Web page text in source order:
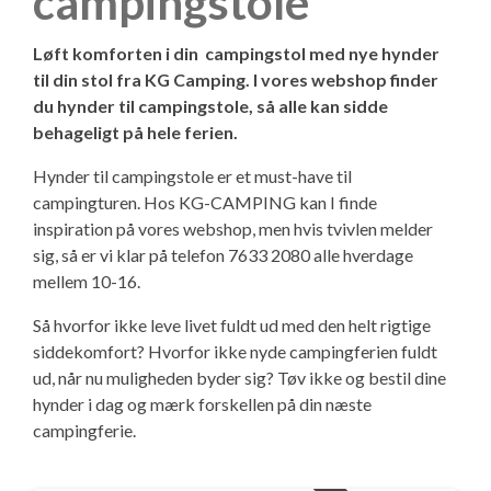
Adria Campingvogne
Adria Aviva Lite
Adria Aviva
Adria Altea
Adria Action
Adria Adora
Adria Alpina
Eriba Campingvogne
Eriba Campingvogne
Eriba Touring
Fendt Campingvogne
Fendt Campingvogne
Fendt Apero
Fendt Bianco Selection / Activ
Fendt Tendenza
Fendt Diamant
Hobby Campingvogne
Hobby Campingvogne
Hobby On-tour
Hobby De Luxe
Hobby Excellent
Hobby De Luxe - DK-line
Tabbert Campingvogne
T@b Campingvogne
----------------------------------
Adria 60 års jubilæumsmodeller
Adria Autocamper
Adria Autocamper
Adria Supersonic
Adria Sonic
Adria Matrix
Adria Coral XL
Adria Campervans
Adria Campervans
Adria Twin Sports van
Adria Twin Supreme
Adria Twin
Skadecenter – Anmeld skade
Reservedele – Bestil dele
Service og eftersyn
Serviceaftaler
Guides - før værkstedsbesøg
Montering af ekstraudstyr i campingvognen
Ekstraudstyr
Personale
Butikken - kig ind
Ledige stillinger
Information
Offentlig virksomhed - sådan handler du i
shoppen
Campingplads - levering af varer
KG Camping Historie
KG Camping kundeklub
Se dine medlemstilbud
Mortens Campingtips
Nyheder
Gaveideer til campisten
Løft komforten i din campingstol med nye hynder
til din stol fra KG Camping. I vores webshop finder
du hynder til campingstole, så alle kan sidde
behageligt på hele ferien.
Hynder til campingstole er et must-have til
campingturen. Hos KG-CAMPING kan I finde
inspiration på vores webshop, men hvis tvivlen melder
sig, så er vi klar på telefon 7633 2080 alle hverdage
mellem 10-16.
Så hvorfor ikke leve livet fuldt ud med den helt rigtige
siddekomfort? Hvorfor ikke nyde campingferien fuldt
ud, når nu muligheden byder sig? Tøv ikke og bestil dine
hynder i dag og mærk forskellen på din næste
campingferie.